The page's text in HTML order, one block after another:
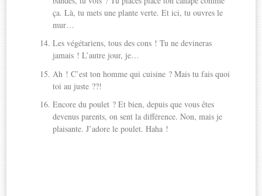
ça. Là, tu mets une plante verte. Et ici, tu ouvres le
mur…
Les végétariens, tous des cons ! Tu ne devineras
jamais ! L’autre jour, je…
Ah ! C’est ton homme qui cuisine ? Mais tu fais quoi
toi au juste ??!
Encore du poulet ? Et bien, depuis que vous êtes
devenus parents, on sent la différence. Non, mais je
plaisante. J’adore le poulet. Haha !